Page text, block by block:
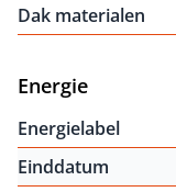
Dak materialen
Energie
Energielabel
Einddatum